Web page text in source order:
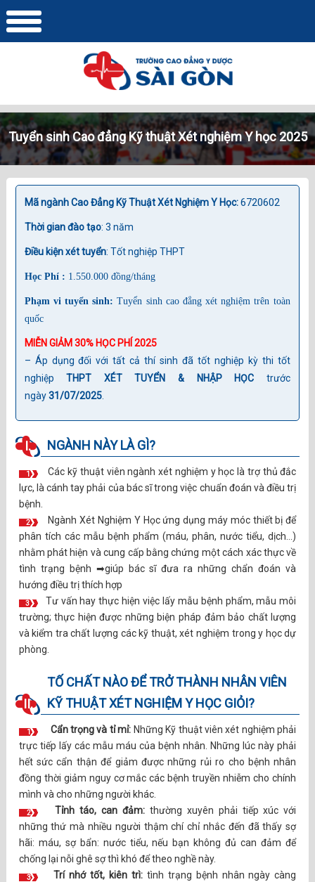
Tuyển sinh Cao đẳng Kỹ thuật Xét nghiệm Y học 2025
Mã ngành Cao Đẳng Kỹ Thuật Xét Nghiệm Y Học: 6720602
Thời gian đào tạo: 3 năm
Điều kiện xét tuyển: Tốt nghiệp THPT
Học Phí : 1.550.000 đồng/tháng
Phạm vi tuyển sinh:Tuyển sinh cao đẳng xét nghiệm trên toàn
quốc
MIỄN GIẢM 30% HỌC PHÍ 2025
– Áp dụng đối với tất cả thí sinh đã tốt nghiệp kỳ thi tốt
nghiệpTHPT XÉT TUYỂN & NHẬP HỌC trước
ngày31/07/2025.
I. NGÀNH NÀY LÀ GÌ?
1
Các kỹ thuật viên ngành xét nghiệm y học là trợ thủ đắc
lực, là cánh tay phải của bác sĩ trong việc chuẩn đoán và điều trị
bệnh.
2
Ngành Xét Nghiệm Y Học ứng dụng máy móc thiết bị để
phân tích các mẫu bệnh phẩm (máu, phân, nước tiểu, dịch…)
nhằm phát hiện và cung cấp bằng chứng một cách xác thực về
tình trạng bệnh ➡giúp bác sĩ đưa ra những chẩn đoán và
hướng điều trị thích hợp
3
Tư vấn hay thực hiện việc lấy mẫu bệnh phẩm, mẫu môi
trường; thực hiện được những biện pháp đảm bảo chất lượng
và kiểm tra chất lượng các kỹ thuật, xét nghiệm trong y học dự
phòng.
II.
TỐ CHẤT NÀO ĐỂ TRỞ THÀNH NHÂN VIÊN
KỸ THUẬT XÉT NGHIỆM Y HỌC GIỎI?
1 Cẩn trọng và tỉ mỉ: Những Kỹ thuật viên xét nghiệm phải
trực tiếp lấy các mẫu máu của bệnh nhân. Những lúc này phải
hết sức cẩn thận để giảm được những rủi ro cho bệnh nhân
đồng thời giảm nguy cơ mắc các bệnh truyền nhiễm cho chính
mình và cho những người khác.
2 Tỉnh táo, can đảm: thường xuyên phải tiếp xúc với
những thứ mà nhiều người thậm chí chỉ nhắc đến đã thấy sợ
hãi: máu, sợ bẩn: nước tiểu, nếu bạn không đủ can đảm để
chống lại nỗi ghê sợ thì khó để theo nghề này.
3 Trí nhớ tốt, kiên trì: tình trạng bệnh nhân ngày càng